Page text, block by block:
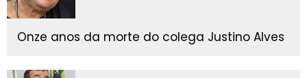
Onze anos da morte do colega Justino Alves